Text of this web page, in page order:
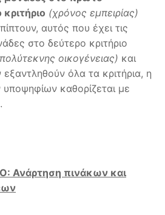
(χρόνος εμπειρίας)
αυτός που έχει τις
στο δεύτερο κριτήριο
οικογένειας) και
όλα τα κριτήρια, η
καθορίζεται με
Ανάρτηση πινάκων και